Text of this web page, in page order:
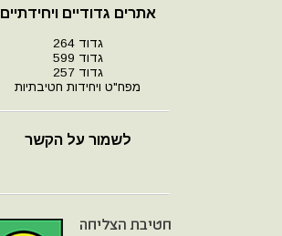
אתרים גדודיים ויחידתיים
גדוד 264
גדוד 599
גדוד 257
מפח"ט ויחידות חטיבתיות
לשמור על הקשר